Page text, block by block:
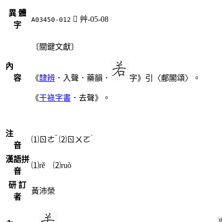
異 體
字
A03450-012 󴽾 艸-05-08
內
容
〔關鍵文獻〕
《隸辨 ．入聲．藥韻． 字》引〈郙閣頌〉。
《干祿字書 ．去聲》。
注
音
⑴ㄖㄜˇ ⑵ㄖㄨㄛˋ
漢語拼
音
⑴rě ⑵ruò
研 訂
者
黃沛榮